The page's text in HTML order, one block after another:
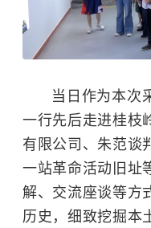
当日作为本次
一行先后走进桂枝
有限公司、朱范谈
一站革命活动旧址
解、交流座谈等方
历史，细致挖掘本